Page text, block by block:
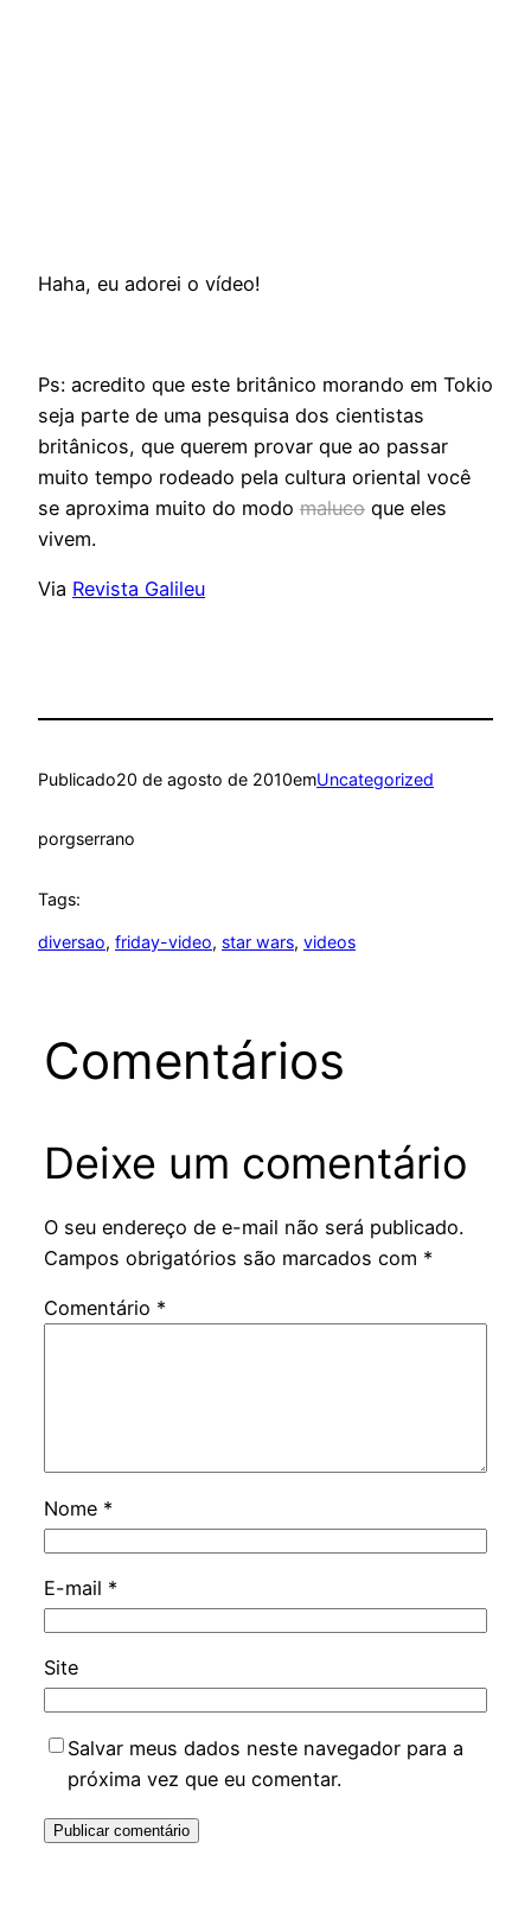
Haha, eu adorei o vídeo!
Ps: acredito que este britânico morando em Tokio
seja parte de uma pesquisa dos cientistas
britânicos, que querem provar que ao passar
muito tempo rodeado pela cultura oriental você
se aproxima muito do modo maluco que eles
vivem.
Via Revista Galileu
Publicado20 de agosto de 2010emUncategorized
porgserrano
Tags:
diversao, friday-video, star wars, videos
Comentários
Deixe um comentário
O seu endereço de e-mail não será publicado.
Campos obrigatórios são marcados com *
Comentário *
Nome *
E-mail *
Site
Salvar meus dados neste navegador para a
próxima vez que eu comentar.